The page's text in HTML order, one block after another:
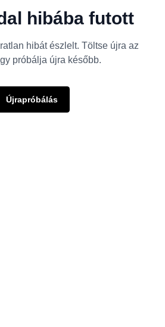
hibába futott
hibát észlelt. Töltse újra az
próbálja újra később.
Újrapróbálás